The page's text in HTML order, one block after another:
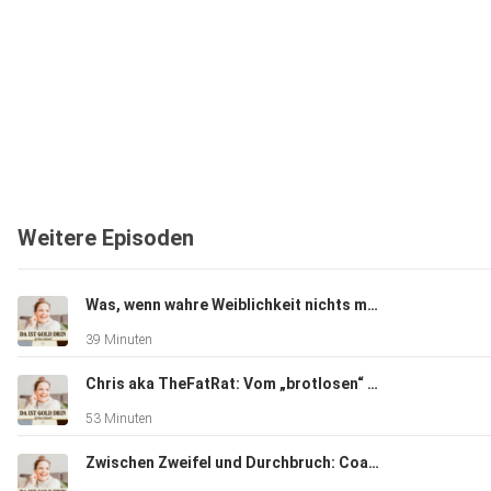
Weitere Episoden
Was, wenn wahre Weiblichkeit nichts mit Nettsein zu tun hat – sondern mit Macht
39 Minuten
Chris aka TheFatRat: Vom „brotlosen“ Künstler zum Millionenerfolg - Über Mut, Visionen & wie man leise Rebellion zur Leb
53 Minuten
Zwischen Zweifel und Durchbruch: Coaching-Haltung, klare Strukturen & der Weg zur neuen Positionierung